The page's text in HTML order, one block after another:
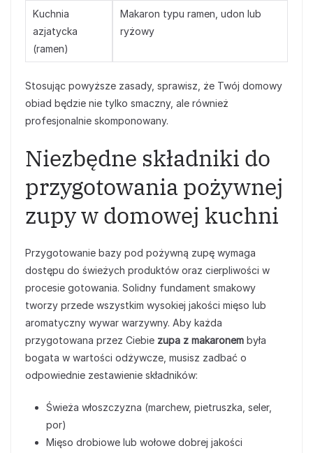
Kuchnia
azjatycka
(ramen)
Makaron typu ramen, udon lub
ryżowy
Stosując powyższe zasady, sprawisz, że Twój domowy
obiad będzie nie tylko smaczny, ale również
profesjonalnie skomponowany.
Niezbędne składniki do
przygotowania pożywnej
zupy w domowej kuchni
Przygotowanie bazy pod pożywną zupę wymaga
dostępu do świeżych produktów oraz cierpliwości w
procesie gotowania. Solidny fundament smakowy
tworzy przede wszystkim wysokiej jakości mięso lub
aromatyczny wywar warzywny. Aby każda
przygotowana przez Ciebie zupa z makaronem była
bogata w wartości odżywcze, musisz zadbać o
odpowiednie zestawienie składników:
Świeża włoszczyzna (marchew, pietruszka, seler,
por)
Mięso drobiowe lub wołowe dobrej jakości